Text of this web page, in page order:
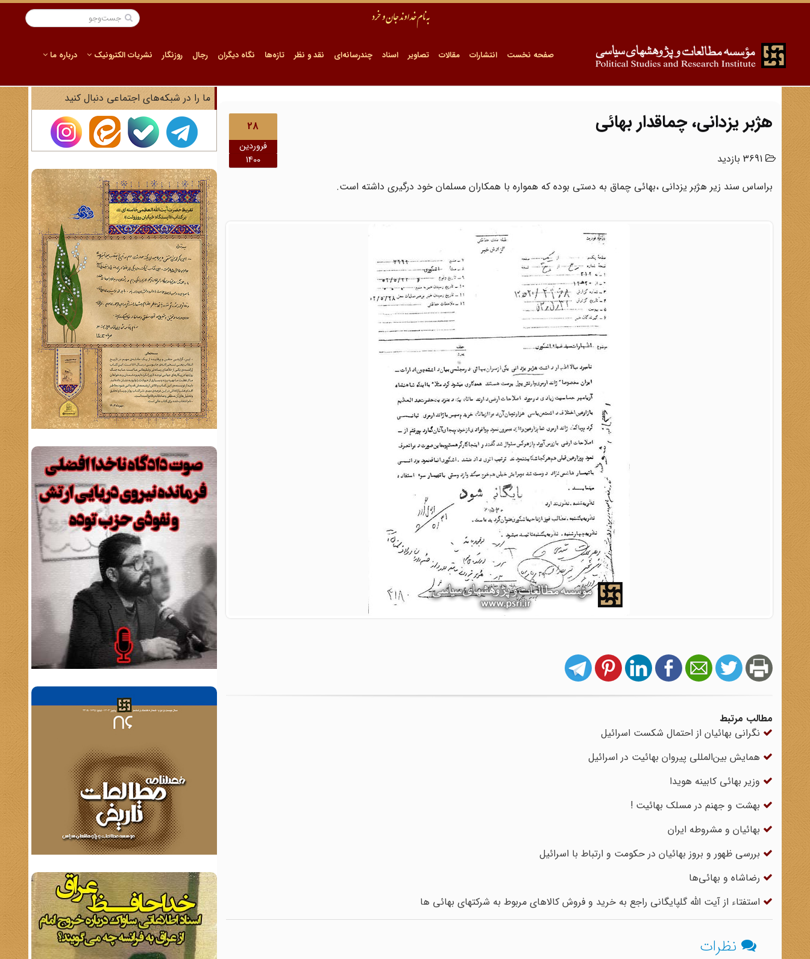
صفحه نخست انتشارات مقالات تصاویر اسناد چندرسانه‌ای نقد و نظر تازه‌ها نگاه دیگران رجال روزنگار نشریات الکترونیک درباره ما
28
فروردین
1400
هژبر یزدانی، چماقدار بهائی
براساس سند زیر هژبر یزدانی ،بهائی چماق به دستی بوده که همواره با همکاران مسلمان خود درگیری داشته است.
مطالب مرتبط
نگرانی بهائیان از احتمال شکست اسرائیل
همایش بین‌المللی پیروان بهائیت در اسرائیل
وزیر بهائی کابینه هویدا
بهشت و جهنم در مسلک بهائیت !
بهائیان و مشروطه ایران
بررسی ظهور و بروز بهائیان در حکومت و ارتباط با اسرائیل
رضاشاه و بهائی‌ها
استفتاء از آیت الله گلپایگانی راجع به خرید و فروش کالاهای مربوط به شرکتهای بهائی ها
نظرات
ما را در شبکه‌های اجتماعی دنبال کنید